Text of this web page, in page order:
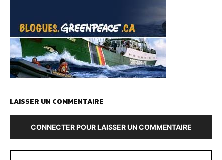
LAISSER UN COMMENTAIRE
CONNECTER POUR LAISSER UN COMMENTAIRE